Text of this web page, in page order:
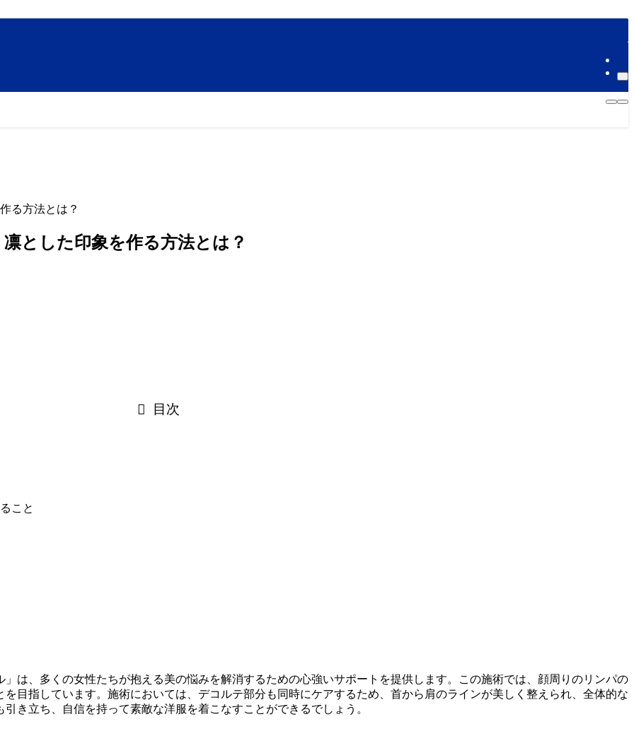
る方法とは？
とした印象を作る方法とは？
目次
こと
は、多くの女性たちが抱える美の悩みを解消するための心強いサポートを提供します。この施術では、顔周りのリンパの
目指しています。施術においては、デコルテ部分も同時にケアするため、首から肩のラインが美しく整えられ、全体的な
き立ち、自信を持って素敵な洋服を着こなすことができるでしょう。